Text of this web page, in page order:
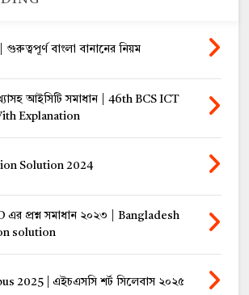
গুরুত্বপূর্ণ বাংলা বানানের নিয়ম
আইসিটি সমাধান | 46th BCS ICT
Explanation
Solution 2024
এর প্রশ্ন সমাধান ২০২৩ | Bangladesh
solution
2025 | এইচএসসি শর্ট সিলেবাস ২০২৫